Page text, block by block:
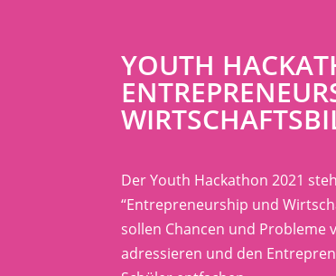
YOUTH
Der Youth Hackathon 2021
“Entrepreneurship und
sollen Chancen und Probleme
adressieren und den